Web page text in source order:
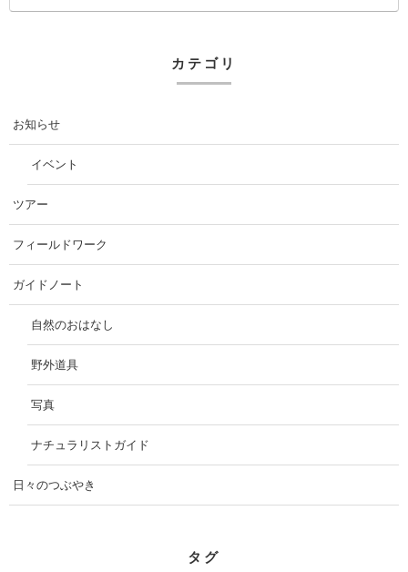
カテゴリ
お知らせ
イベント
ツアー
フィールドワーク
ガイドノート
自然のおはなし
野外道具
写真
ナチュラリストガイド
日々のつぶやき
タグ